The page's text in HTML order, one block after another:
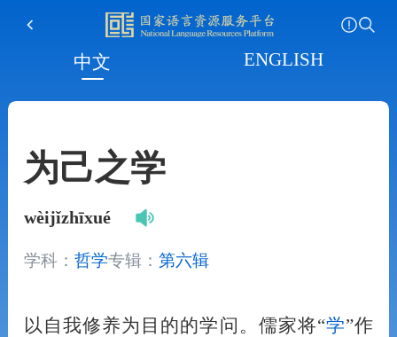
中文 ENGLISH
为己之学
wèijǐzhīxué
学科： 哲学专辑： 第六辑
以自我修养为目的的学问。儒家将“学”作